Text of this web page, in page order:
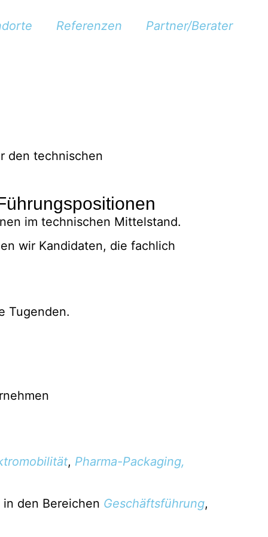
Referenzen Partner/Berater
im technischen Mittelstand.
wir Kandidaten, die fachlich
Tugenden.
, Pharma-Packaging,
den Bereichen Geschäftsführung,